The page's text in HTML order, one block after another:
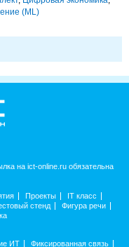
(ML)
на ict-online.ru обязательна
Проекты
IT класс
стенд
Фигура речи
ИТ Фиксированная связь